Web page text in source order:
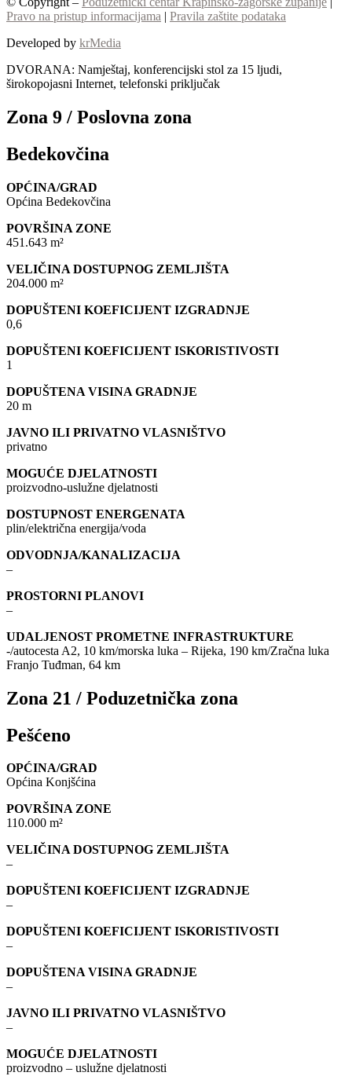
Pravo na pristup informacijama | Pravila zaštite podataka
Developed by krMedia
DVORANA: Namještaj, konferencijski stol za 15 ljudi,
širokopojasni Internet, telefonski priključak
Zona 9 / Poslovna zona
Bedekovčina
OPĆINA/GRAD
Općina Bedekovčina
POVRŠINA ZONE
451.643 m²
VELIČINA DOSTUPNOG ZEMLJIŠTA
204.000 m²
DOPUŠTENI KOEFICIJENT IZGRADNJE
0,6
DOPUŠTENI KOEFICIJENT ISKORISTIVOSTI
1
DOPUŠTENA VISINA GRADNJE
20 m
JAVNO ILI PRIVATNO VLASNIŠTVO
privatno
MOGUĆE DJELATNOSTI
proizvodno-uslužne djelatnosti
DOSTUPNOST ENERGENATA
plin/električna energija/voda
ODVODNJA/KANALIZACIJA
–
PROSTORNI PLANOVI
–
UDALJENOST PROMETNE INFRASTRUKTURE
-/autocesta A2, 10 km/morska luka – Rijeka, 190 km/Zračna luka
Franjo Tuđman, 64 km
Zona 21 / Poduzetnička zona
Pešćeno
OPĆINA/GRAD
Općina Konjšćina
POVRŠINA ZONE
110.000 m²
VELIČINA DOSTUPNOG ZEMLJIŠTA
–
DOPUŠTENI KOEFICIJENT IZGRADNJE
–
DOPUŠTENI KOEFICIJENT ISKORISTIVOSTI
–
DOPUŠTENA VISINA GRADNJE
–
JAVNO ILI PRIVATNO VLASNIŠTVO
–
MOGUĆE DJELATNOSTI
proizvodno – uslužne djelatnosti